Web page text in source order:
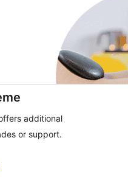
additional
or support.